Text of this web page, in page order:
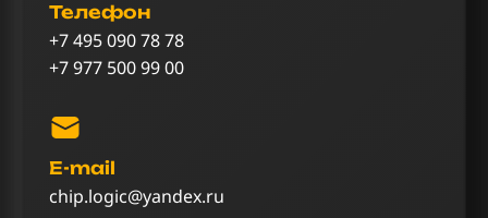
Телефон
+7 495 090 78 78
+7 977 500 99 00
E-mail
chip.logic@yandex.ru